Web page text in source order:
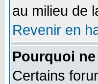
au milieu de
Revenir en
Pourquoi
Certains